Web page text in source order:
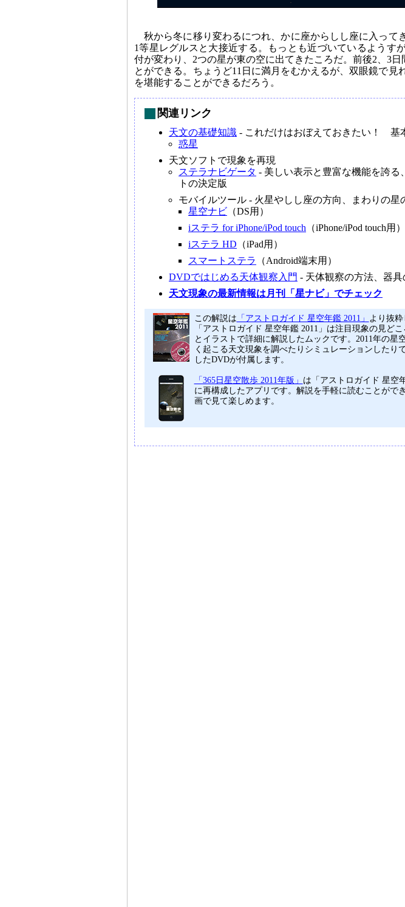
秋から冬に移り変わるにつれ、かに座からしし座に入って
1等星レグルスと大接近する。もっとも近づいているようす
付が変わり、2つの星が東の空に出てきたころだ。前後2、3日
とができる。ちょうど11日に満月をむかえるが、双眼鏡で見
を堪能することができるだろう。
関連リンク
天文の基礎知識 - これだけはおぼえておきたい！ 基
惑星
天文ソフトで現象を再現
ステラナビゲータ - 美しい表示と豊富な機能を誇る
トの決定版
モバイルツール - 火星やしし座の方向、まわりの星
星空ナビ （DS用）
iステラ for iPhone/iPod touch （iPhone/iPod touch用）
iステラ HD （iPad用）
スマートステラ
（Android端末用）
DVDではじめる天体観察入門 - 天体観察の方法、器
天文現象の最新情報は月刊「星ナビ」でチェック
この解説は 「アストロガイド 星空年鑑 2011」 より抜粋
「アストロガイド 星空年鑑 2011」は注目現象の見ど
とイラストで詳細に解説したムックです。2011年の星
く起こる天文現象を調べたりシミュレーションしたり
したDVDが付属します。
「365日星空散歩 2011年版」 は「アストロガイド 星空
に再構成したアプリです。解説を手軽に読むことがで
画で見て楽しめます。